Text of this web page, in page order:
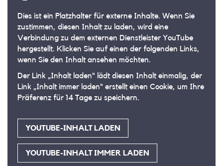
Dies ist ein Platzhalter für externe Inhalte. Wenn Sie
zustimmen, diesen Inhalt zu laden, wird eine
Verbindung zu dem externen Dienstleister YouTube
hergestellt. Klicken Sie auf einen der folgenden Links,
wenn Sie den Inhalt ansehen möchten.
Der Link „Inhalt laden“ lädt diesen Inhalt einmalig, der
Link „Inhalt immer laden“ erstellt einen Cookie, um Ihre
Präferenz für 14 Tage zu speichern.
YOUTUBE-INHALT LADEN
YOUTUBE-INHALT IMMER LADEN